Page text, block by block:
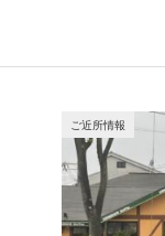
ご近所情報